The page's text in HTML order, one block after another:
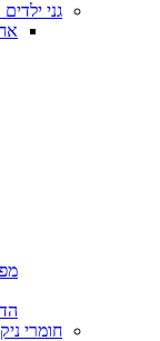
גני
חומרי